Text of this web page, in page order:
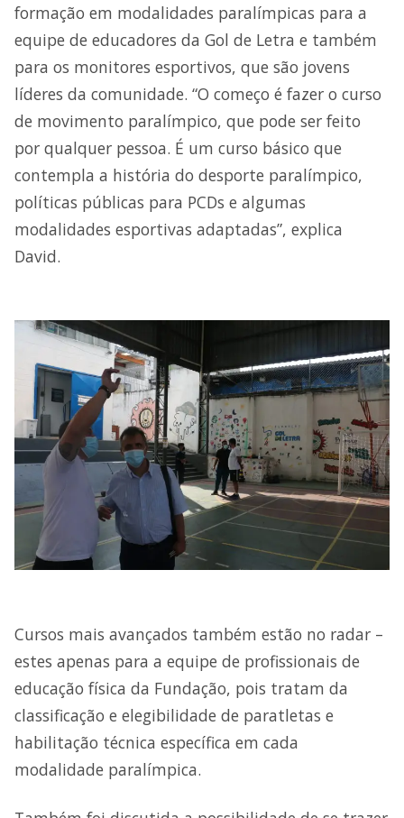
formação em modalidades paralímpicas para a
equipe de educadores da Gol de Letra e também
para os monitores esportivos, que são jovens
líderes da comunidade. “O começo é fazer o curso
de movimento paralímpico, que pode ser feito
por qualquer pessoa. É um curso básico que
contempla a história do desporte paralímpico,
políticas públicas para PCDs e algumas
modalidades esportivas adaptadas”, explica
David.
Cursos mais avançados também estão no radar –
estes apenas para a equipe de profissionais de
educação física da Fundação, pois tratam da
classificação e elegibilidade de paratletas e
habilitação técnica específica em cada
modalidade paralímpica.